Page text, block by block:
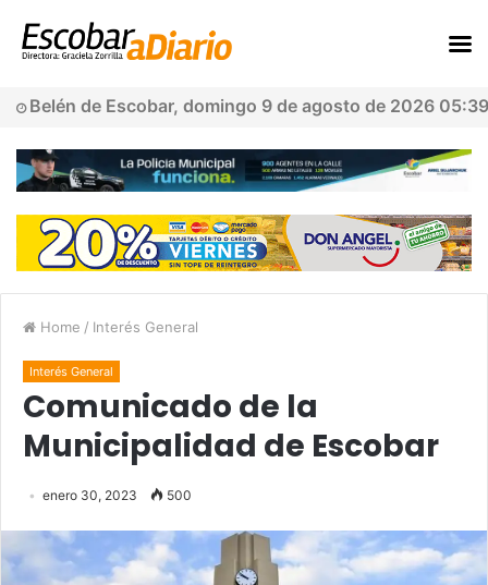
Belén de Escobar, domingo 9 de agosto de 2026 05:39
Home / Interés General
Interés General
Comunicado de la
Municipalidad de Escobar
enero 30, 2023 500